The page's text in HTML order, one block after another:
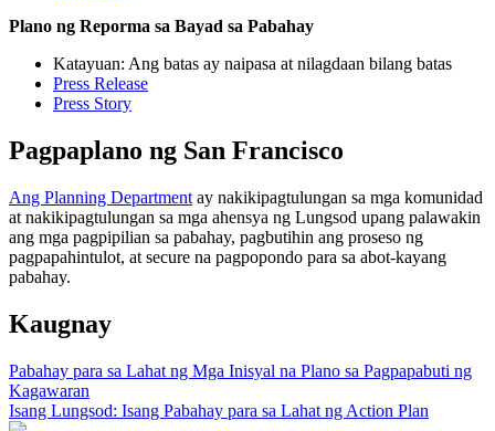
Plano ng Reporma sa Bayad sa Pabahay
Katayuan: Ang batas ay naipasa at nilagdaan bilang batas
Press Release
Press Story
Pagpaplano ng San Francisco
Ang Planning Department ay nakikipagtulungan sa mga komunidad
at nakikipagtulungan sa mga ahensya ng Lungsod upang palawakin
ang mga pagpipilian sa pabahay, pagbutihin ang proseso ng
pagpapahintulot, at secure na pagpopondo para sa abot-kayang
pabahay.
Kaugnay
Pabahay para sa Lahat ng Mga Inisyal na Plano sa Pagpapabuti ng
Kagawaran
Isang Lungsod: Isang Pabahay para sa Lahat ng Action Plan